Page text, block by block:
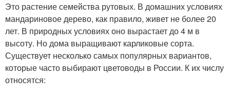
Это растение семейства рутовых. В домашних условиях
мандариновое дерево, как правило, живет не более 20
лет. В природных условиях оно вырастает до 4 м в
высоту. Но дома выращивают карликовые сорта.
Существует несколько самых популярных вариантов,
которые часто выбирают цветоводы в России. К их числу
относятся: